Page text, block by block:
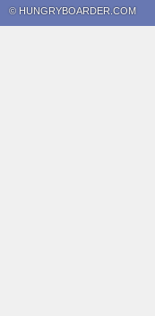
© HUNGRYBOARDER.COM